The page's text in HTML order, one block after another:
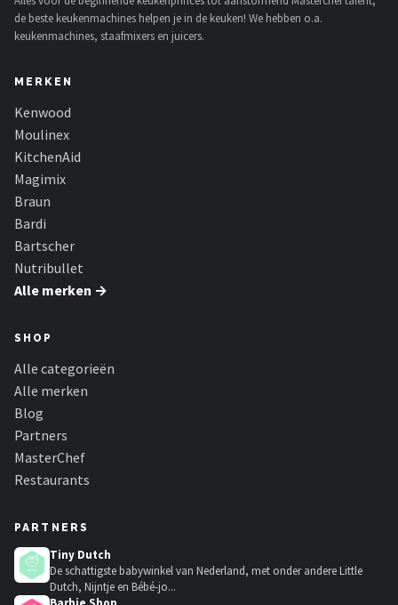
de beste keukenmachines helpen je in de keuken! We hebben o.a.
keukenmachines, staafmixers en juicers.
MERKEN
Kenwood
Moulinex
KitchenAid
Magimix
Braun
Bardi
Bartscher
Nutribullet
Alle merken →
SHOP
Alle categorieën
Alle merken
Blog
Partners
MasterChef
Restaurants
PARTNERS
Tiny Dutch
De schattigste babywinkel van Nederland, met onder andere Little
Dutch, Nijntje en Bébé-jo...